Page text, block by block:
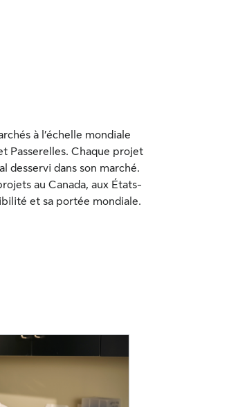
à l’échelle mondiale
Passerelles. Chaque projet
desservi dans son marché.
au Canada, aux États-
et sa portée mondiale.